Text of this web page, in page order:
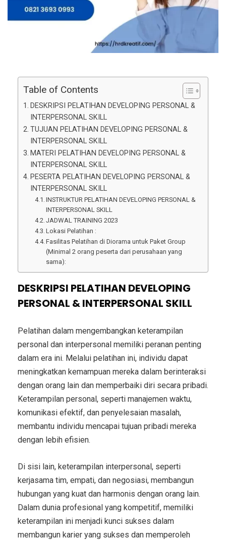
Table of Contents
DESKRIPSI PELATIHAN DEVELOPING PERSONAL &
INTERPERSONAL SKILL
TUJUAN PELATIHAN DEVELOPING PERSONAL &
INTERPERSONAL SKILL
MATERI PELATIHAN DEVELOPING PERSONAL &
INTERPERSONAL SKILL
PESERTA PELATIHAN DEVELOPING PERSONAL &
INTERPERSONAL SKILL
INSTRUKTUR PELATIHAN DEVELOPING PERSONAL &
INTERPERSONAL SKILL
JADWAL TRAINING 2023
Lokasi Pelatihan :
Fasilitas Pelatihan di Diorama untuk Paket Group
(Minimal 2 orang peserta dari perusahaan yang
sama):
DESKRIPSI PELATIHAN DEVELOPING
PERSONAL & INTERPERSONAL SKILL
Pelatihan dalam mengembangkan keterampilan
personal dan interpersonal memiliki peranan penting
dalam era ini. Melalui pelatihan ini, individu dapat
meningkatkan kemampuan mereka dalam berinteraksi
dengan orang lain dan memperbaiki diri secara pribadi.
Keterampilan personal, seperti manajemen waktu,
komunikasi efektif, dan penyelesaian masalah,
membantu individu mencapai tujuan pribadi mereka
dengan lebih efisien.
Di sisi lain, keterampilan interpersonal, seperti
kerjasama tim, empati, dan negosiasi, membangun
hubungan yang kuat dan harmonis dengan orang lain.
Dalam dunia profesional yang kompetitif, memiliki
keterampilan ini menjadi kunci sukses dalam
membangun karier yang sukses dan memperoleh